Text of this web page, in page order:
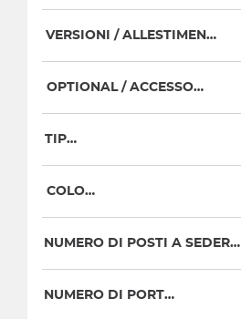
VERSIONI / ALLESTIMENTI
OPTIONAL / ACCESSORI
TIPO
COLORI
NUMERO DI POSTI A SEDERE
NUMERO DI PORTE